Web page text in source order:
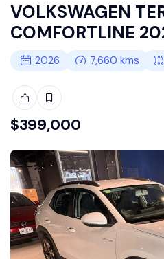
VOLKSWAGEN
COMFORTLINE
2026 7,660kms
$399,000